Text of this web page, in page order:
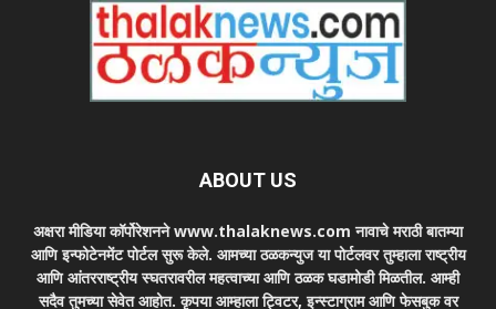
ABOUT US
अक्षरा मीडिया कॉर्पोरेशनने www.thalaknews.com नावाचे मराठी बातम्या
आणि इन्फोटेनमेंट पोर्टल सुरू केले. आमच्या ठळकन्युज या पोर्टलवर तुम्हाला राष्ट्रीय
आणि आंतरराष्ट्रीय स्घतरावरील महत्वाच्या आणि ठळक घडामोडी मिळतील. आम्ही
सदैव तुमच्या सेवेत आहोत. कृपया आम्हाला ट्विटर, इन्स्टाग्राम आणि फेसबुक वर